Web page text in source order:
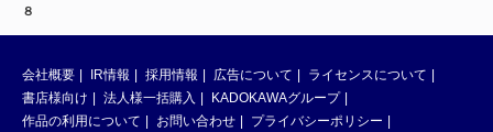
８
会社概要 IR情報 採用情報 広告について
ライセンスについて
書店様向け
法人様一括購入
KADOKAWAグループ
作品の利用について
お問い合わせ プライバシーポリシー